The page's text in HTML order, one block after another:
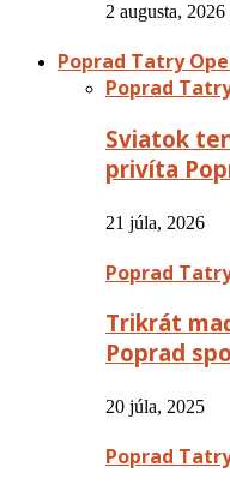
2 augusta, 2026
Poprad Tatry
Poprad
Sviatok
privíta
21 júla, 2026
Poprad
Trikrát
Poprad
20 júla, 2025
Poprad